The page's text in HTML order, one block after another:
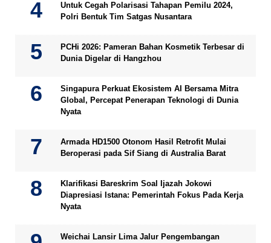
Untuk Cegah Polarisasi Tahapan Pemilu 2024,
Polri Bentuk Tim Satgas Nusantara
PCHi 2026: Pameran Bahan Kosmetik Terbesar di
Dunia Digelar di Hangzhou
Singapura Perkuat Ekosistem AI Bersama Mitra
Global, Percepat Penerapan Teknologi di Dunia
Nyata
Armada HD1500 Otonom Hasil Retrofit Mulai
Beroperasi pada Sif Siang di Australia Barat
Klarifikasi Bareskrim Soal Ijazah Jokowi
Diapresiasi Istana: Pemerintah Fokus Pada Kerja
Nyata
Weichai Lansir Lima Jalur Pengembangan